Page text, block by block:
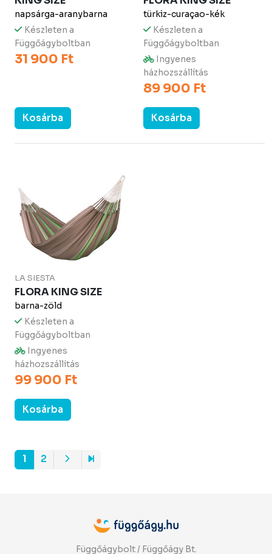
napsárga-aranybarna
Készleten a
Függőágyboltban
31 900 Ft
Kosárba
türkiz-curaçao-kék
Készleten a
Függőágyboltban
Ingyenes
házhozszállítás
89 900 Ft
Kosárba
LA SIESTA
FLORA KING SIZE
barna-zöld
Készleten a
Függőágyboltban
Ingyenes
házhozszállítás
99 900 Ft
Kosárba
1 2
Függőágybolt / Függőágy Bt.